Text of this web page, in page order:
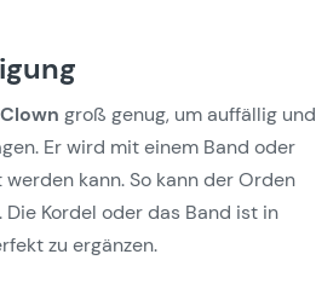
Clown groß genug, um auffällig und
Er wird mit einem Band oder
kann. So kann der Orden
Kordel oder das Band ist in
zu ergänzen.